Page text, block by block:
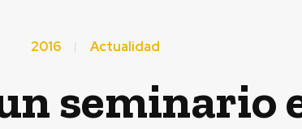
2016 Actualidad
seminario